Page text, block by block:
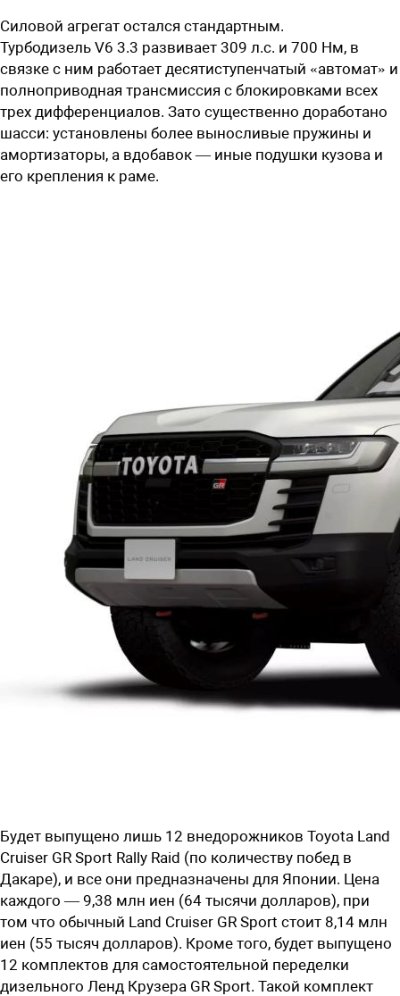
Силовой агрегат остался стандартным.
Турбодизель V6 3.3 развивает 309 л.с. и 700 Нм, в
связке с ним работает десятиступенчатый «автомат» и
полноприводная трансмиссия с блокировками всех
трех дифференциалов. Зато существенно доработано
шасси: установлены более выносливые пружины и
амортизаторы, а вдобавок — иные подушки кузова и
его крепления к раме.
Будет выпущено лишь 12 внедорожников Toyota Land
Cruiser GR Sport Rally Raid (по количеству побед в
Дакаре), и все они предназначены для Японии. Цена
каждого — 9,38 млн иен (64 тысячи долларов), при
том что обычный Land Cruiser GR Sport стоит 8,14 млн
иен (55 тысяч долларов). Кроме того, будет выпущено
12 комплектов для самостоятельной переделки
дизельного Ленд Крузера GR Sport. Такой комплект